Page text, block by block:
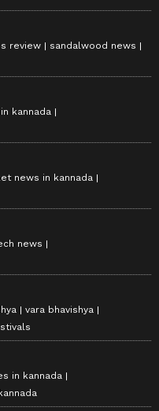
review
sandalwood news
kannada
news in kannada
news
vara bhavishya
in kannada